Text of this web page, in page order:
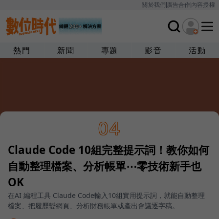
關於我們廣告合作內容授權
熱門 新聞 專題 影音 活動
04
Claude Code 10組完整提示詞！教你如何
自動整理檔案、分析帳單⋯零技術新手也
OK
在AI 編程工具 Claude Code輸入10組實用提示詞，就能自動整理
檔案、把履歷變網頁、分析財務帳單或產出會議逐字稿。